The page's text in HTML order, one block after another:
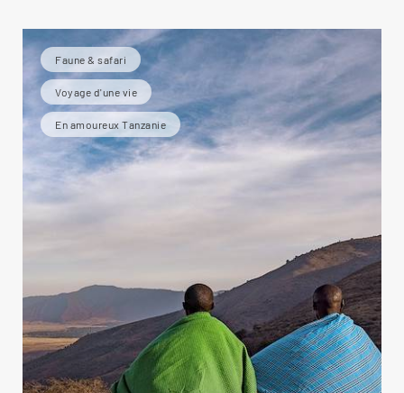
Faune & safari
Voyage d'une vie
En amoureux Tanzanie